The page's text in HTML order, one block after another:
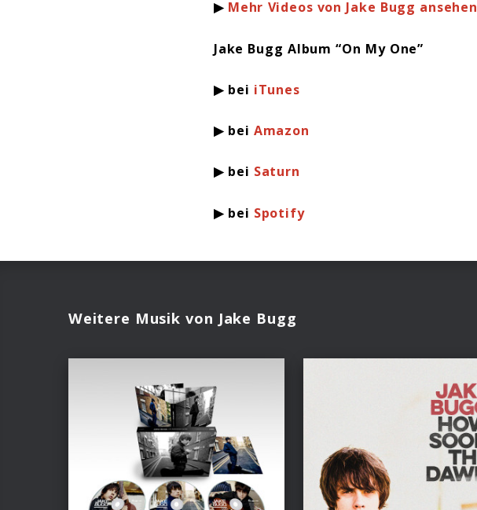
▶ Mehr Videos von Jake Bugg ansehen
Jake Bugg Album “On My One”
▶ bei iTunes
▶ bei Amazon
▶ bei Saturn
▶ bei Spotify
Weitere Musik von Jake Bugg